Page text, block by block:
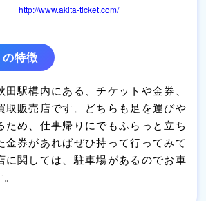
http://www.akita-ticket.com/
特徴
駅構内にある、チケットや金券、
取販売店です。どちらも足を運びや
ため、仕事帰りにでもふらっと立ち
金券があればぜひ持って行ってみて
に関しては、駐車場があるのでお車